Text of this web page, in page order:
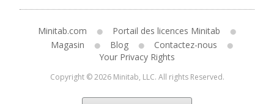
Minitab.com
Portail des licences Minitab
Magasin
Blog
Contactez-nous
Your Privacy Rights
Copyright © 2026 Minitab, LLC. All rights Reserved.